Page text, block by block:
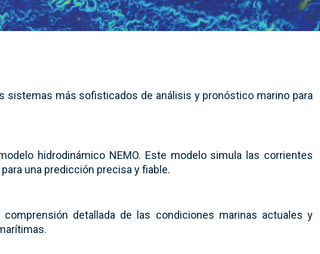
sistemas más sofisticados de análisis y pronóstico marino para
hidrodinámico NEMO. Este modelo simula las corrientes
una predicción precisa y fiable.
detallada de las condiciones marinas actuales y